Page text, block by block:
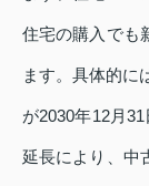
住宅の購入でも
ます。具体的に
が2030年12月
延長により、中